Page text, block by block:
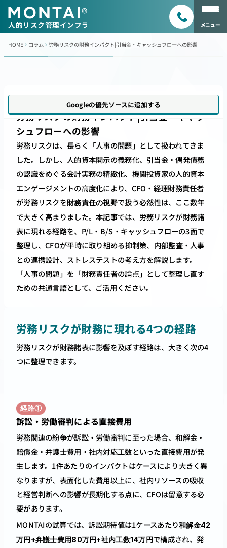
MONTAI®
人的リスク管理インフラ メニュー
HOME コラム 労務リスクの財務インパクト|引当金・キャッシュフローへの影響
Googleの優先ソースに追加する
2026年6月7日
労務リスクの財務インパクト|引当金・キャッ
シュフローへの影響
労務リスクは、長らく「人事の問題」として扱われてきま
した。しかし、人的資本開示の義務化、引当金・偶発債務
の認識をめぐる会計実務の精緻化、機関投資家の人的資本
エンゲージメントの高度化により、CFO・経理財務責任者
が労務リスクを財務責任の視野で扱う必然性は、ここ数年
で大きく高まりました。本記事では、労務リスクが財務諸
表に現れる経路を、P/L・B/S・キャッシュフローの3面で
整理し、CFOが平時に取り組める抑制策、内部監査・人事
との連携設計、ストレステストの考え方を解説します。
「人事の問題」を「財務責任者の論点」として整理し直す
ための共通言語として、ご活用ください。
労務リスクが財務に現れる4つの経路
労務リスクが財務諸表に影響を及ぼす経路は、大きく次の4
つに整理できます。
経路①
訴訟・労働審判による直接費用
労務関連の紛争が訴訟・労働審判に至った場合、和解金・
賠償金・弁護士費用・社内対応工数といった直接費用が発
生します。1件あたりのインパクトはケースにより大きく異
なりますが、表面化した費用以上に、社内リソースの吸収
と経営判断への影響が長期化する点に、CFOは留意する必
要があります。
MONTAIの試算では、訴訟期待値は1ケースあたり和解金42
万円+弁護士費用80万円+社内工数14万円で構成され、発